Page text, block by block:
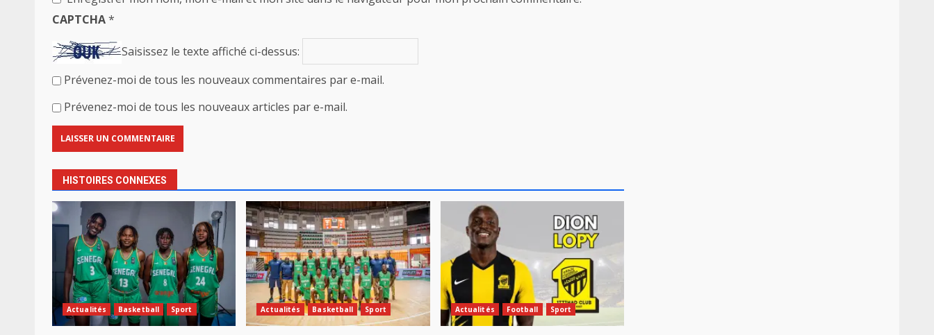
CAPTCHA*
Saisissez le texte affiché ci-dessus:
Prévenez-moi de tous les nouveaux commentaires par e-mail.
Prévenez-moi de tous les nouveaux articles par e-mail.
HISTOIRES CONNEXES
Actualités Basketball Sport Actualités Basketball Sport Actualités Football Sport